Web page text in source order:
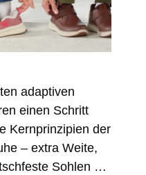
adaptiven
einen Schritt
Kernprinzipien der
– extra Weite,
Sohlen …